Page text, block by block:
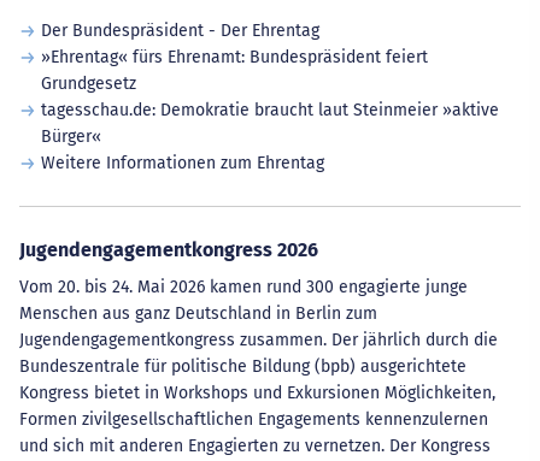
Der Bundespräsident - Der Ehrentag
»Ehrentag« fürs Ehrenamt: Bundespräsident feiert
Grundgesetz
tagesschau.de: Demokratie braucht laut Steinmeier »aktive
Bürger«
Weitere Informationen zum Ehrentag
Jugendengagementkongress 2026
Vom 20. bis 24. Mai 2026 kamen rund 300 engagierte junge
Menschen aus ganz Deutschland in Berlin zum
Jugendengagementkongress zusammen. Der jährlich durch die
Bundeszentrale für politische Bildung (bpb) ausgerichtete
Kongress bietet in Workshops und Exkursionen Möglichkeiten,
Formen zivilgesellschaftlichen Engagements kennenzulernen
und sich mit anderen Engagierten zu vernetzen. Der Kongress